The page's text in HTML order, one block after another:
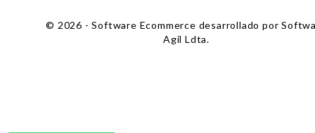
© 2026 - Software Ecommerce desarrollado por
Agil Ldta.